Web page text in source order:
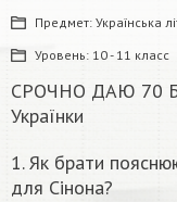
Предмет: Українська
Уровень: 10 - 11 класс
СРОЧНО ДАЮ 70
Українки
1. Як брати
для Сінона?